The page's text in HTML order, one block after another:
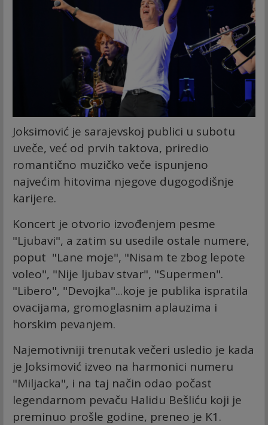
Joksimović je sarajevskoj publici u subotu
uveče, već od prvih taktova, priredio
romantično muzičko veče ispunjeno
najvećim hitovima njegove dugogodišnje
karijere.
Koncert je otvorio izvođenjem pesme
"Ljubavi", a zatim su usedile ostale numere,
poput "Lane moje", "Nisam te zbog lepote
voleo", "Nije ljubav stvar", "Supermen".
"Libero", "Devojka"...koje je publika ispratila
ovacijama, gromoglasnim aplauzima i
horskim pevanjem.
Najemotivniji trenutak večeri usledio je kada
je Joksimović izveo na harmonici numeru
"Miljacka", i na taj način odao počast
legendarnom pevaču Halidu Bešliću koji je
preminuo prošle godine, preneo je K1.